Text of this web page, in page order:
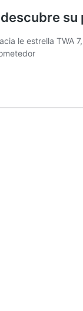
le estrella